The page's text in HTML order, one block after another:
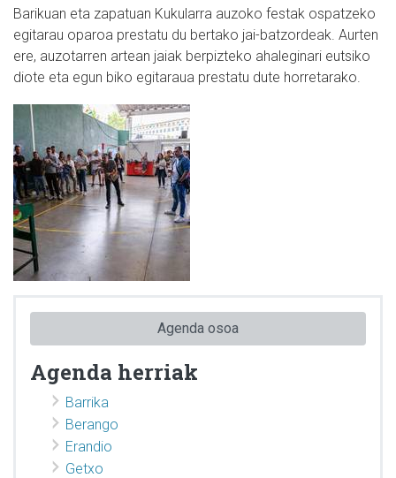
Barikuan eta zapatuan Kukularra auzoko festak ospatzeko
egitarau oparoa prestatu du bertako jai-batzordeak. Aurten
ere, auzotarren artean jaiak berpizteko ahaleginari eutsiko
diote eta egun biko egitaraua prestatu dute horretarako.
Agenda osoa
Agenda herriak
Barrika
Berango
Erandio
Getxo